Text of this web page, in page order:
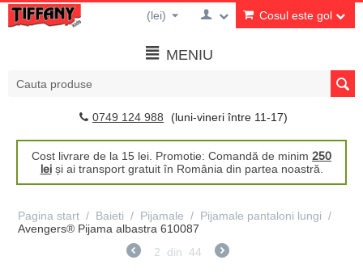
Cosul este gol
(lei)
MENIU
0749 124 988 (luni-vineri între 11-17)
Cost livrare de la 15 lei. Promotie: Comandă de minim 250
leiși ai transport gratuit în România din partea noastră.
Pagina start / Baieti / Pijamale / Pijamale pantaloni lungi /
Avengers® Pijama albastra 610087
2
din 44